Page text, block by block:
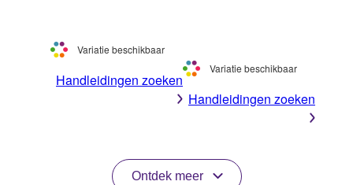
Variatie beschikbaar
Handleidingen zoeken
Variatie beschikbaar
Handleidingen zoeken
Ontdek meer